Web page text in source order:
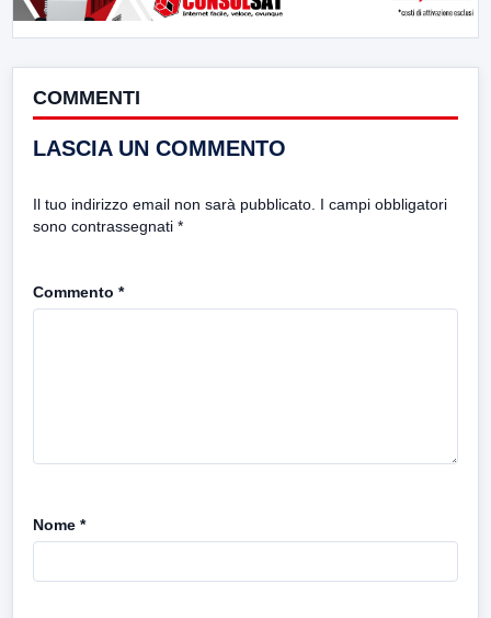
COMMENTI
LASCIA UN COMMENTO
Il tuo indirizzo email non sarà pubblicato. I campi obbligatori
sono contrassegnati *
Commento *
Nome *